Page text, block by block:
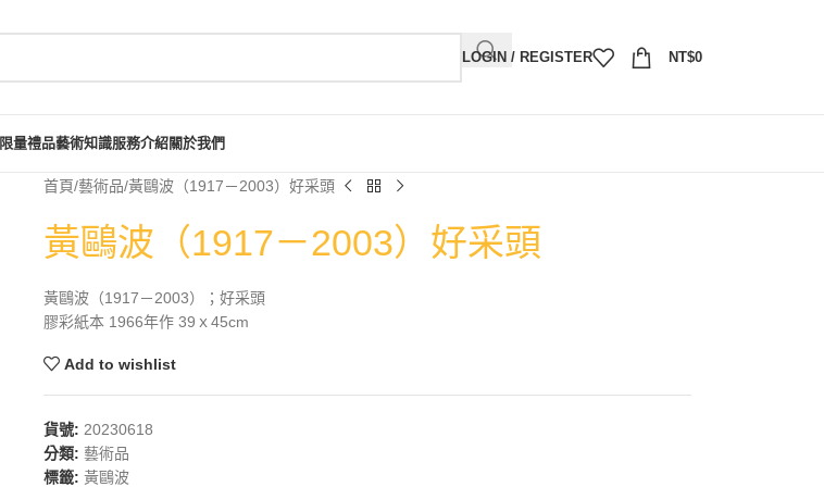
LOGIN / REGISTER NT$0
限量禮品藝術知識服務介紹關於我們
首頁 藝術品 黃鷗波（1917－2003）好采頭
黃鷗波（1917－2003）好采頭
黃鷗波（1917－2003）；好采頭
膠彩紙本 1966年作 39ｘ45cm
Add to wishlist
貨號: 20230618
分類: 藝術品
標籤: 黃鷗波